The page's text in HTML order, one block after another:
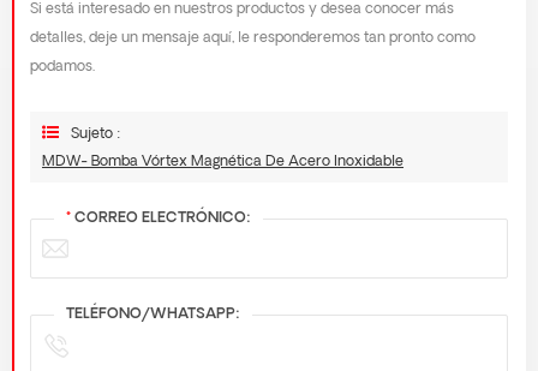
Si está interesado en nuestros productos y desea conocer más
detalles, deje un mensaje aquí, le responderemos tan pronto como
podamos.
Sujeto :
MDW- Bomba Vórtex Magnética De Acero Inoxidable
* CORREO ELECTRÓNICO:
TELÉFONO/WHATSAPP: